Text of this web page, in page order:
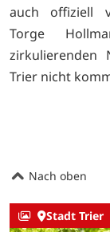
auch offiziell
Torge
zirkulierenden
Trier nicht
Nach oben
Stadt Trier